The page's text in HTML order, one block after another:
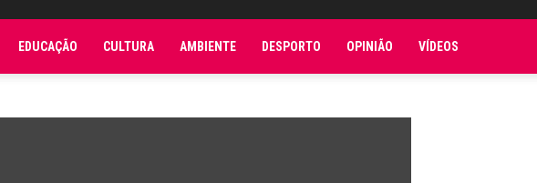
EDUCAÇÃO CULTURA AMBIENTE DESPORTO OPINIÃO VÍDEOS